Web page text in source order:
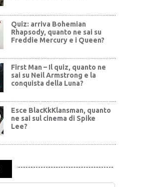
Quiz: arriva Bohemian
Rhapsody, quanto ne sai su
Freddie Mercury e i Queen?
First Man – Il quiz, quanto ne
sai su Neil Armstrong e la
conquista della Luna?
Esce BlacKkKlansman, quanto
ne sai sul cinema di Spike
Lee?